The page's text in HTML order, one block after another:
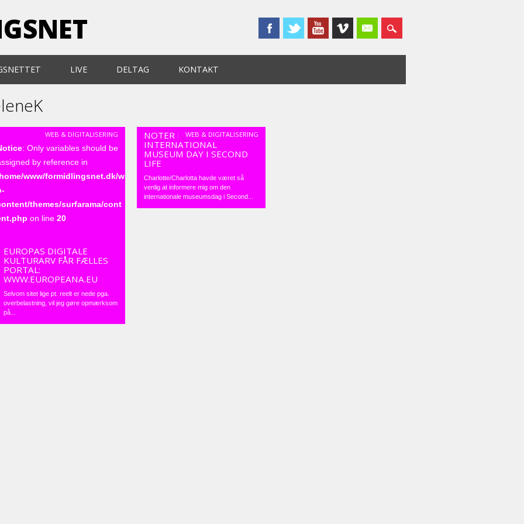
LIVE DELTAG KONTAKT
: Only variables should be
by reference in
www/formidlingsnet.dk/w
themes/surfarama/cont
on line20
WEB & DIGITALISERING
EUROPAS DIGITALE
KULTURARV FÅR FÆLLES
PORTAL:
WWW.EUROPEANA.EU
Selvom sitet lige pt. reelt er nede pga.
overbelastning, vil jeg gøre opmærksom
på...
WEB & DIGITALISERING
NOTER FRA
INTERNATIONAL
MUSEUM DAY I SECOND
LIFE
Charlotte/Charlotta havde været så
venlig at informere mig om den
internationale museumsdag i Second...